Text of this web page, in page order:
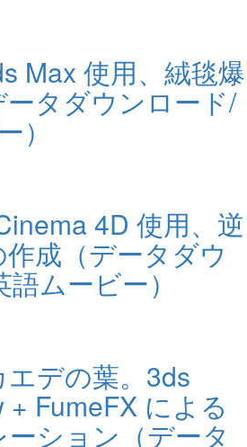
Max 使用、絨毯爆
タダウンロード/
）
4D 使用、逆
成（データダウ
ムービー）
デの葉。3ds
+ FumeFX による
ション（データ